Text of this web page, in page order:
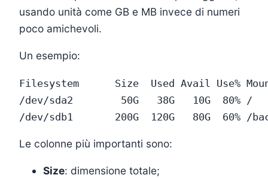
usando unità come GB e MB invece di numeri
poco amichevoli.
Un esempio:
Filesystem      Size  Used Avail Use%
/dev/sda2        50G   38G   10G  80% /
Le colonne più importanti sono:
Size: dimensione totale;